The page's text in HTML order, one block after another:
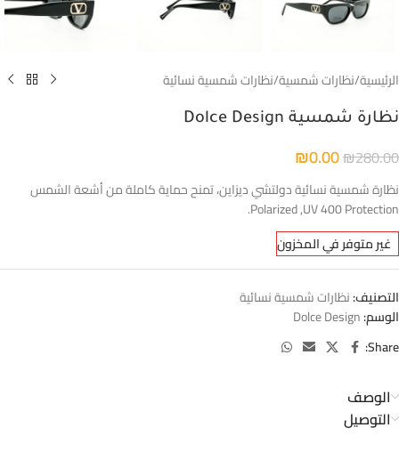
الرئيسية/نظارات شمسية/نظارات شمسية نسائية
نظارة شمسية Dolce Design
₪280.00
₪0.00
نظارة شمسية نسائية دولتشي ديزاين، تمنح حماية كاملة من أشعة الشمس
Polarized ,UV 400 Protection.
غير متوفر في المخزون
التصنيف:نظارات شمسية نسائية
الوسم:Dolce Design
Share:
الوصف
التوصيل